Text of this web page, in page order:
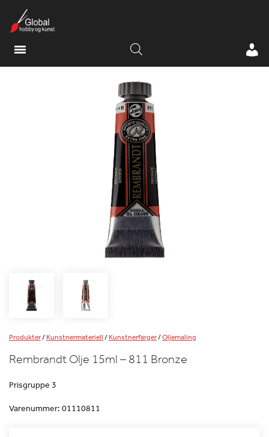
Produkter/Kunstnermateriell/Kunstnerfarger/Oljemaling
Rembrandt Olje 15ml – 811 Bronze
Prisgruppe 3
Varenummer: 01110811